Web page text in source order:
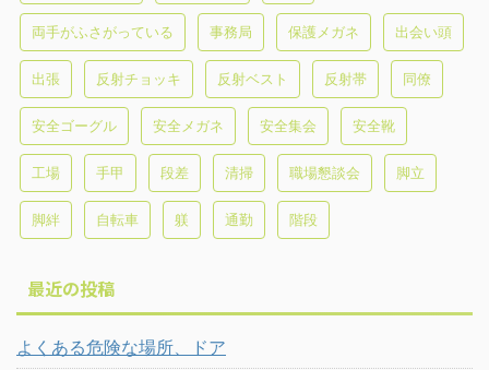
両手がふさがっている 事務局 保護メガネ 出会い頭
出張 反射チョッキ 反射ベスト 反射帯 同僚
安全ゴーグル 安全メガネ 安全集会 安全靴
工場 手甲 段差 清掃 職場懇談会 脚立
脚絆 自転車 躾 通勤 階段
最近の投稿
よくある危険な場所、ドア